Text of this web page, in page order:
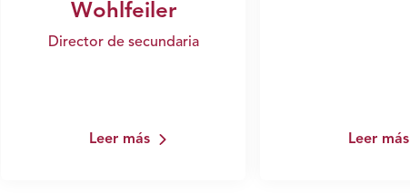
Wohlfeiler
Director de secundaria
Leer más Leer más